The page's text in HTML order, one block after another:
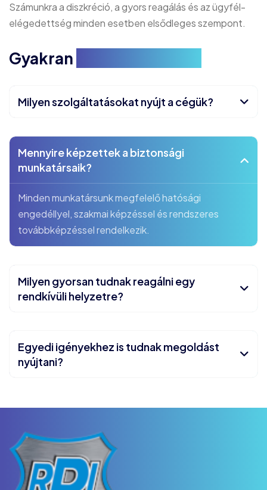
Számunkra a diszkréció, a gyors reagálás és az ügyfél-
elégedettség minden esetben elsődleges szempont.
Gyakran
Milyen szolgáltatásokat nyújt a cégük?
Mennyire képzettek a biztonsági
munkatársaik?
Minden munkatársunk megfelelő hatósági
engedéllyel, szakmai képzéssel és rendszeres
továbbképzéssel rendelkezik.
Milyen gyorsan tudnak reagálni egy
rendkívüli helyzetre?
Egyedi igényekhez is tudnak megoldást
nyújtani?